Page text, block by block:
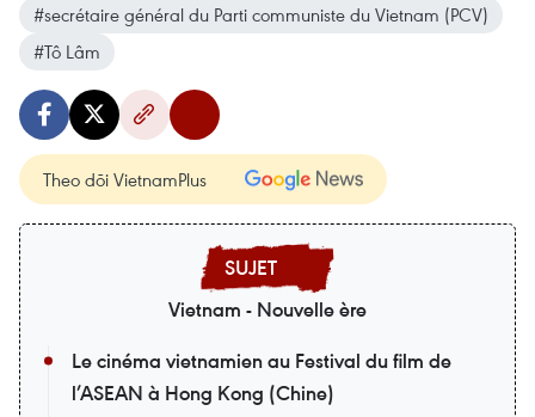
#secrétaire général du Parti communiste du Vietnam (PCV)
#Tô Lâm
Theo dõi VietnamPlus
Vietnam - Nouvelle ère
Le cinéma vietnamien au Festival du film de
l’ASEAN à Hong Kong (Chine)